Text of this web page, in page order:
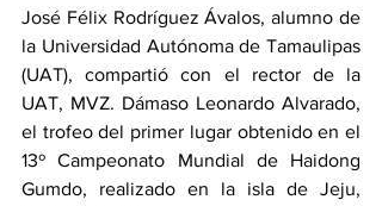
José Félix Rodríguez Ávalos, alumno de
la Universidad Autónoma de Tamaulipas
(UAT), compartió con el rector de la
UAT, MVZ. Dámaso Leonardo Alvarado,
el trofeo del primer lugar obtenido en el
13º Campeonato Mundial de Haidong
Gumdo, realizado en la isla de Jeju,